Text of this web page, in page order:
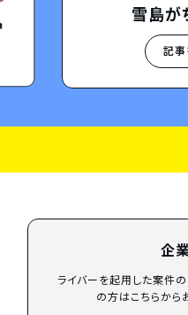
雪島が
記事
企
ライバーを起用した案件
の方はこちらから